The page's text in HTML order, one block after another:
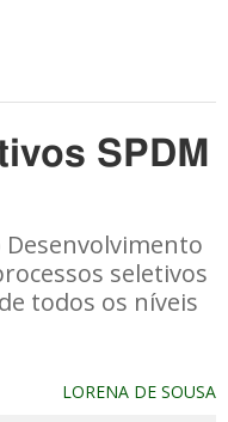
SPDM
Desenvolvimento
seletivos
todos os níveis
LORENA DE SOUSA